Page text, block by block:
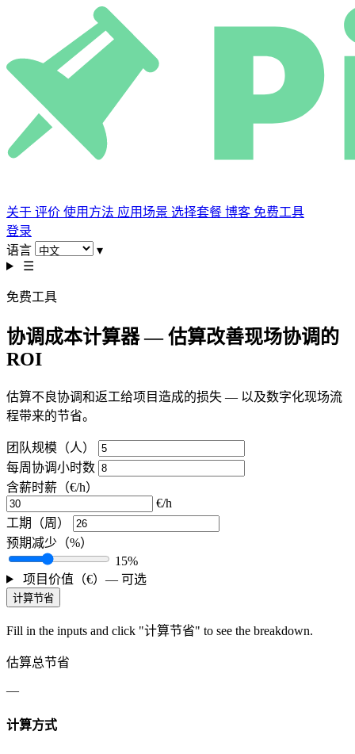
关于 评价 使用方法 应用场景 选择套餐 博客 免费工具
登录
语言
▾
☰
免费工具
协调成本计算器 — 估算改善现场协调的
ROI
估算不良协调和返工给项目造成的损失 — 以及数字化现场流
程带来的节省。
团队规模（人）
每周协调小时数
含薪时薪（€/h）
€/h
工期（周）
预期减少（%）
15%
项目价值（€）— 可选
计算节省
Fill in the inputs and click "计算节省" to see the breakdown.
估算总节省
—
计算方式